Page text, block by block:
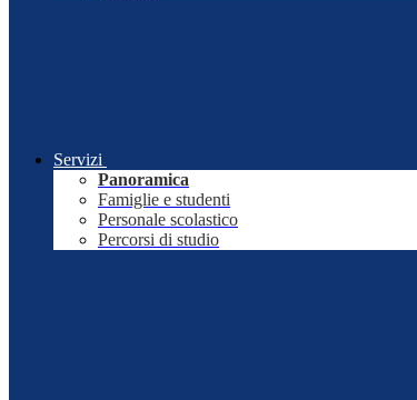
Servizi
Panoramica
Famiglie e studenti
Personale scolastico
Percorsi di studio